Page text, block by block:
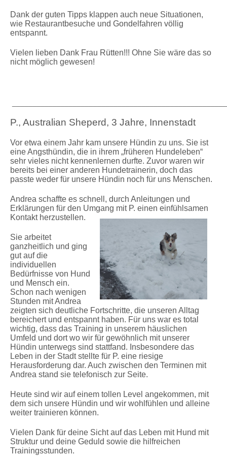
Dank der guten Tipps klappen auch neue Situationen,
wie Restaurantbesuche und Gondelfahren völlig
entspannt.
Vielen lieben Dank Frau Rütten!!! Ohne Sie wäre das so
nicht möglich gewesen!
P., Australian Sheperd, 3 Jahre, Innenstadt
Vor etwa einem Jahr kam unsere Hündin zu uns. Sie ist
eine Angsthündin, die in ihrem „früheren Hundeleben“
sehr vieles nicht kennenlernen durfte. Zuvor waren wir
bereits bei einer anderen Hundetrainerin, doch das
passte weder für unsere Hündin noch für uns Menschen.
Andrea schaffte es schnell, durch Anleitungen und
Erklärungen für den Umgang mit P. einen einfühlsamen
Kontakt herzustellen.
Sie arbeitet
ganzheitlich und ging
gut auf die
individuellen
Bedürfnisse von Hund
und Mensch ein.
Schon nach wenigen
Stunden mit Andrea
zeigten sich deutliche Fortschritte, die unseren Alltag
bereichert und entspannt haben. Für uns war es total
wichtig, dass das Training in unserem häuslichen
Umfeld und dort wo wir für gewöhnlich mit unserer
Hündin unterwegs sind stattfand. Insbesondere das
Leben in der Stadt stellte für P. eine riesige
Herausforderung dar. Auch zwischen den Terminen mit
Andrea stand sie telefonisch zur Seite.
Heute sind wir auf einem tollen Level angekommen, mit
dem sich unsere Hündin und wir wohlfühlen und alleine
weiter trainieren können.
Vielen Dank für deine Sicht auf das Leben mit Hund mit
Struktur und deine Geduld sowie die hilfreichen
Trainingsstunden.